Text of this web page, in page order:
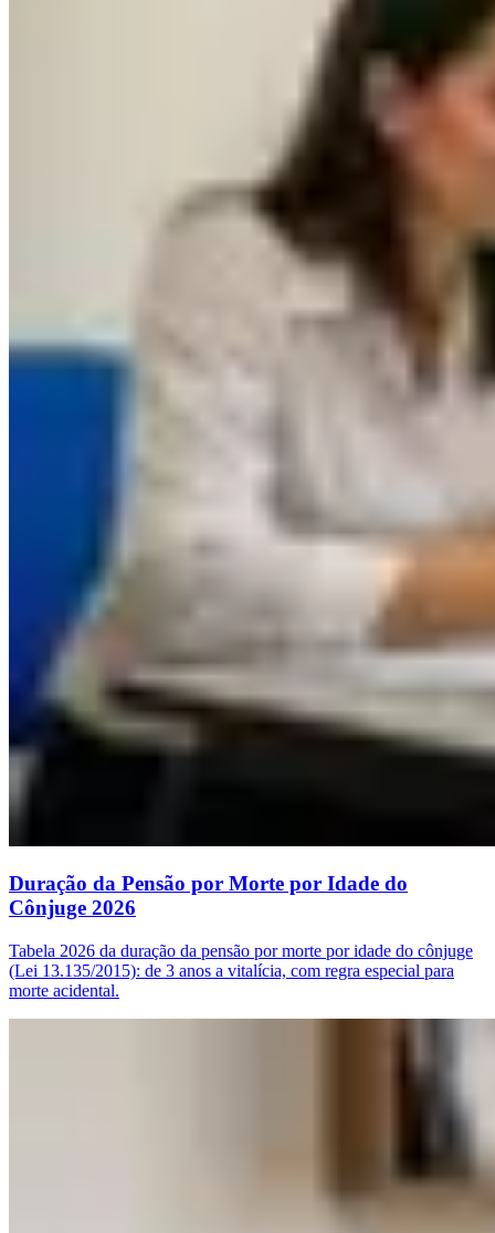
Duração da Pensão por Morte por Idade do
Cônjuge 2026
Tabela 2026 da duração da pensão por morte por idade do cônjuge
(Lei 13.135/2015): de 3 anos a vitalícia, com regra especial para
morte acidental.